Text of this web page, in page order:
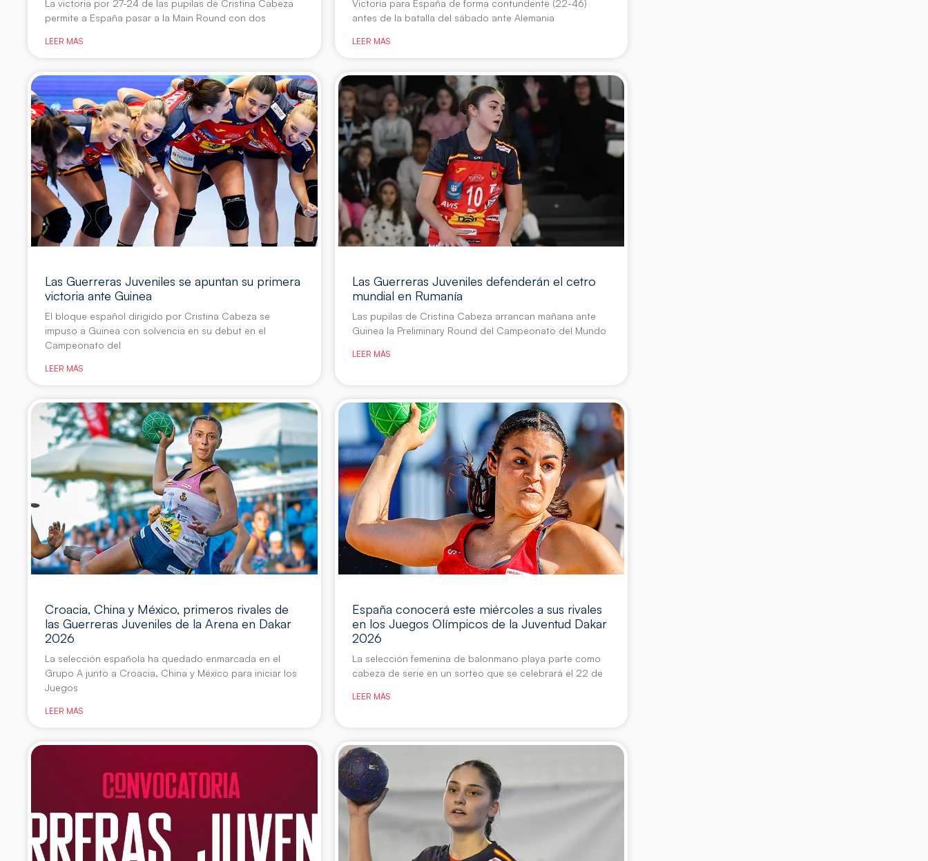
La victoria por 27-24 de las pupilas de Cristina Cabeza
permite a España pasar a la Main Round con dos
LEER MÁS
Victoria para España de forma contundente (22-46)
antes de la batalla del sábado ante Alemania
LEER MÁS
Las Guerreras Juveniles se apuntan su primera
victoria ante Guinea
El bloque español dirigido por Cristina Cabeza se
impuso a Guinea con solvencia en su debut en el
Campeonato del
LEER MÁS
Las Guerreras Juveniles defenderán el cetro
mundial en Rumanía
Las pupilas de Cristina Cabeza arrancan mañana ante
Guinea la Preliminary Round del Campeonato del Mundo
LEER MÁS
Croacia, China y México, primeros rivales de
las Guerreras Juveniles de la Arena en Dakar
2026
La selección española ha quedado enmarcada en el
Grupo A junto a Croacia, China y México para iniciar los
Juegos
LEER MÁS
España conocerá este miércoles a sus rivales
en los Juegos Olímpicos de la Juventud Dakar
2026
La selección femenina de balonmano playa parte como
cabeza de serie en un sorteo que se celebrará el 22 de
LEER MÁS